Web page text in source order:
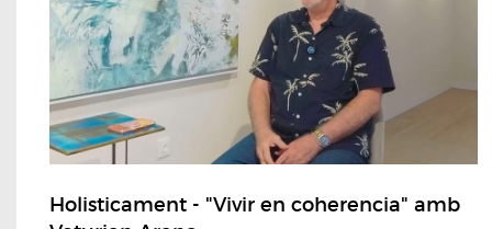
Holisticament - "Vivir en coherencia" amb